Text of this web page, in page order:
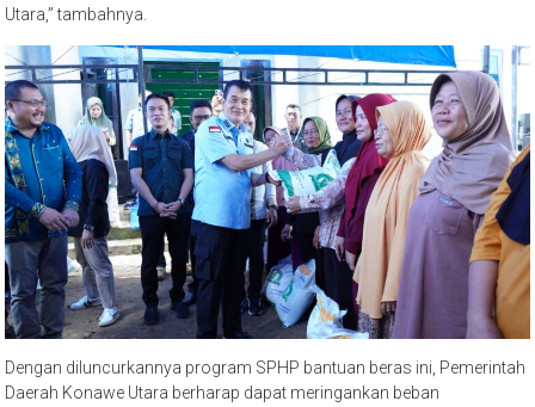
Utara,” tambahnya.
Dengan diluncurkannya program SPHP bantuan beras ini, Pemerintah
Daerah Konawe Utara berharap dapat meringankan beban